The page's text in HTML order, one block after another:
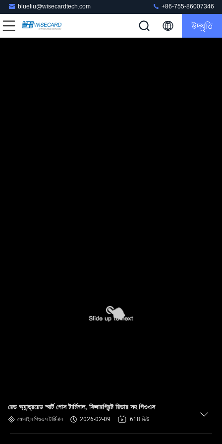
blueliu@wisecardtech.com +86-755-86007346
উদ্ধৃতি
রেড অ্যান্ড্রয়েড স্মার্ট পোস টার্মিনাল, ফিঙ্গারপ্রিন্ট রিডার সহ পিওএস
মোবাইল পিওএস টার্মিনাল 2026-02-09 618 ভিউ